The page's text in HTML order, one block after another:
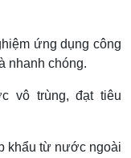
ứng dụng công
nhanh chóng.
vô trùng, đạt tiêu
khẩu từ nước ngoài